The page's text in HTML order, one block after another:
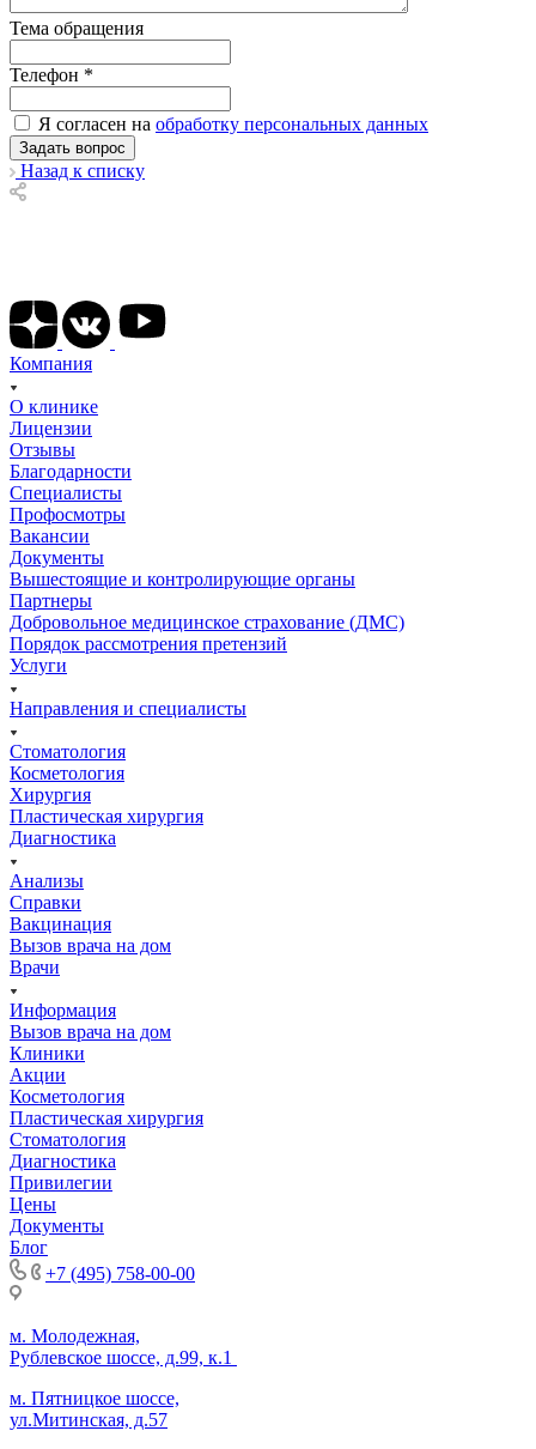
Тема обращения
Телефон *
Я согласен на обработку персональных данных
Назад к списку
Компания
О клинике
Лицензии
Отзывы
Благодарности
Специалисты
Профосмотры
Вакансии
Документы
Вышестоящие и контролирующие органы
Партнеры
Добровольное медицинское страхование (ДМС)
Порядок рассмотрения претензий
Услуги
Направления и специалисты
Стоматология
Косметология
Хирургия
Пластическая хирургия
Диагностика
Анализы
Справки
Вакцинация
Вызов врача на дом
Врачи
Информация
Вызов врача на дом
Клиники
Акции
Косметология
Пластическая хирургия
Стоматология
Диагностика
Привилегии
Цены
Документы
Блог
+7 (495) 758-00-00
м. Молодежная,
Рублевское шоссе, д.99, к.1
м. Пятницкое шоссе,
ул.Митинская, д.57